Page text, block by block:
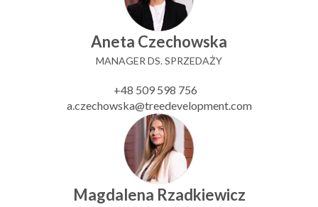
Aneta Czechowska
MANAGER DS. SPRZEDAŻY
+48 509 598 756
a.czechowska@treedevelopment.com
Magdalena Rzadkiewicz